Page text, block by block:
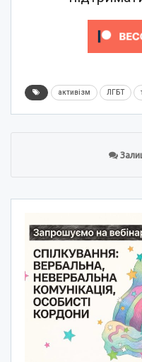
активізм ЛГБТ